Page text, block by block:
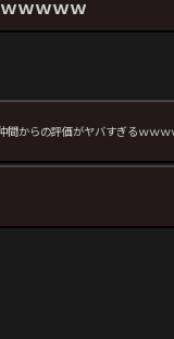
ｗｗｗｗ
間からの評価がヤバすぎるｗｗｗ